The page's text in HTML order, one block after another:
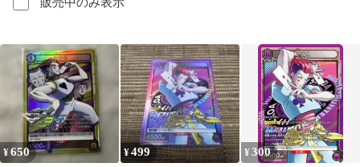
¥650 ¥499 ¥300